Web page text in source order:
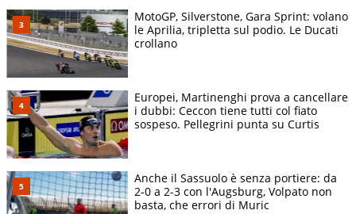
MotoGP, Silverstone, Gara Sprint: volano
le Aprilia, tripletta sul podio. Le Ducati
crollano
Europei, Martinenghi prova a cancellare
i dubbi: Ceccon tiene tutti col fiato
sospeso. Pellegrini punta su Curtis
Anche il Sassuolo è senza portiere: da
2-0 a 2-3 con l'Augsburg, Volpato non
basta, che errori di Muric